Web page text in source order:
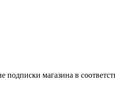
магазина в